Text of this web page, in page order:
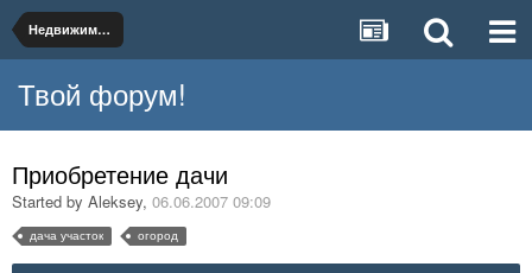
Недвижимость и коммунальное хозяйство
Твой форум!
Приобретение дачи
Started by Aleksey, 06.06.2007 09:09
дача участок огород